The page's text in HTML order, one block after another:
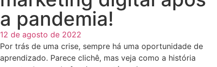
a pandemia!
12 de agosto de 2022
Por trás de uma crise, sempre há uma oportunidade de
aprendizado. Parece clichê, mas veja como a história